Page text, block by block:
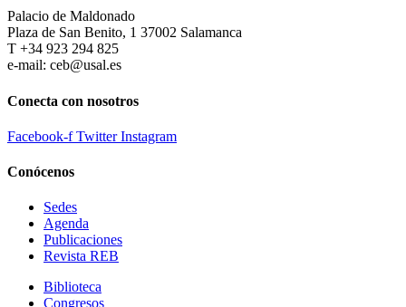
Palacio de Maldonado
Plaza de San Benito, 1 37002 Salamanca
T +34 923 294 825
e-mail: ceb@usal.es
Conecta con nosotros
Facebook-f Twitter Instagram
Conócenos
Sedes
Agenda
Publicaciones
Revista REB
Biblioteca
Congresos